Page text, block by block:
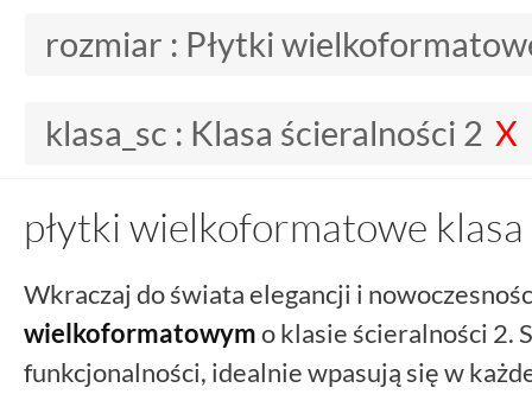
rozmiar : Płytki
klasa_sc : Klasa ścieralności 2
płytki wielkoformatowe
Wkraczaj do świata elegancji i
wielkoformatowymo klasie ścieralności 2.
funkcjonalności, idealnie wpasują się w